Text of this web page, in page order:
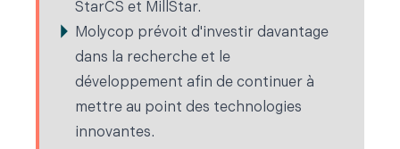
StarCS et MillStar.
Molycop prévoit d'investir davantage
dans la recherche et le
développement afin de continuer à
mettre au point des technologies
innovantes.